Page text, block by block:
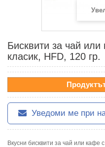
Бисквити за чай
класик, HFD, 120 гр.
Уведоми ме при
Вкусни бисквити за чай или кафе